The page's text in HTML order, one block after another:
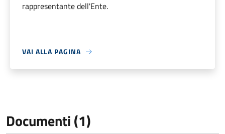
rappresentante dell'Ente.
VAI ALLA PAGINA
Documenti (1)